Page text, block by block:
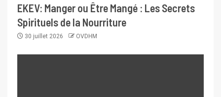
EKEV: Manger ou Être Mangé : Les Secrets
Spirituels de la Nourriture
30 juillet 2026 OVDHM